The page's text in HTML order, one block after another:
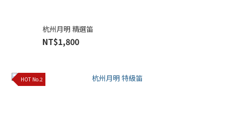
杭州月明 精選笛
NT$1,800
HOT No.2